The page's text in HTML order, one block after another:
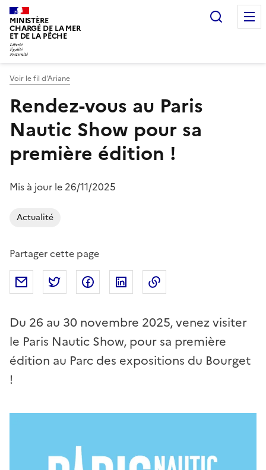
MINISTÈRE
CHARGÉ DE LA MER
ET DE LA PÊCHE
Voir le fil d'Ariane
Rendez-vous au Paris
Nautic Show pour sa
première édition !
Mis à jour le 26/11/2025
Actualité
Partager cette page
Partager par mailPartager sur Twitter
Partager sur Facebook
Partager sur Linkedin
Du 26 au 30 novembre 2025, venez visiter
le Paris Nautic Show, pour sa première
édition au Parc des expositions du Bourget
!